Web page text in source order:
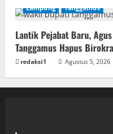
Lampung
Tanggamus
Lantik Pejabat Baru,
Tanggamus Hapus
redaksi1 Agustus 5, 2026